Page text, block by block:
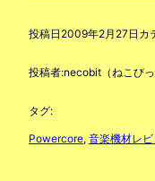
投稿日 2009年2月27日 カ
投稿者:necobit（ねこびっ
タグ:
Powercore, 音楽機材レビ